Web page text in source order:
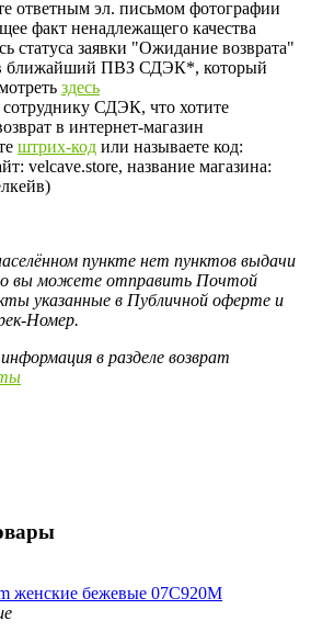
ответным эл. письмом фотографии
факт ненадлежащего качества
статуса заявки "Ожидание возврата"
ближайший ПВЗ СДЭК*, который
здесь
СДЭК, что хотите
в интернет-магазин
штрих-код или называете код:
velcave.store, название магазина:
пункте нет пунктов выдачи
вы можете отправить Почтой
указанные в Публичной оферте и
Номер.
в разделе возврат